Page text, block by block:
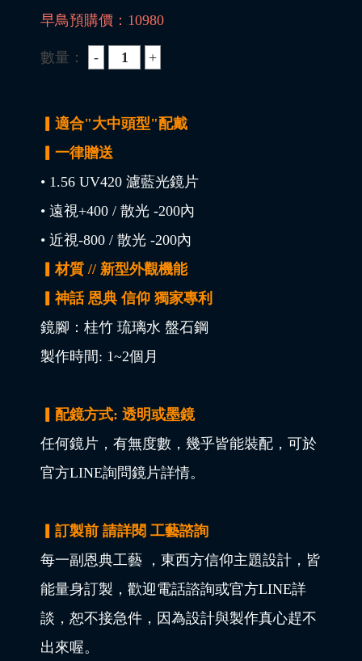
早鳥預購價： 10980
數量：
▎適合"大中頭型"配戴
▎一律贈送
• 1.56 UV420 濾藍光鏡片
• 遠視+400 / 散光 -200內
• 近視-800 / 散光 -200內
▎材質 // 新型外觀機能
▎神話 恩典 信仰 獨家專利
鏡腳：桂竹 琉璃水 盤石鋼
製作時間: 1~2個月
▎配鏡方式: 透明或墨鏡
任何鏡片，有無度數，幾乎皆能裝配，可於
官方LINE詢問鏡片詳情。
▎訂製前 請詳閱 工藝諮詢
每一副恩典工藝 ，東西方信仰主題設計，皆
能量身訂製，歡迎電話諮詢或官方LINE詳
談，恕不接急件，因為設計與製作真心趕不
出來喔。